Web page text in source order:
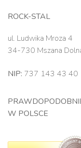
ROCK-STAL
ul. Ludwika Mroza 4
34-730 Mszana
NIP: 737 143 43 40
W POLSCE